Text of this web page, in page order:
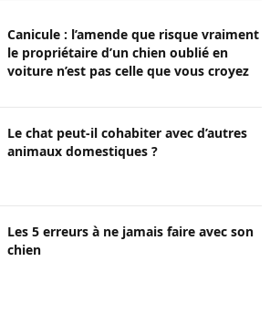
Canicule : l’amende que risque vraiment
le propriétaire d’un chien oublié en
voiture n’est pas celle que vous croyez
Le chat peut-il cohabiter avec d’autres
animaux domestiques ?
Les 5 erreurs à ne jamais faire avec son
chien